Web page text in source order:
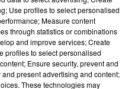
: UNE FEMME ET
ET LA...
le feu après avoir
Use profiles to select personalised
Measure content
through statistics or combinations
and improve services; Create
profiles to select personalised
Ensure security, prevent and
present advertising and content;
These technologies may